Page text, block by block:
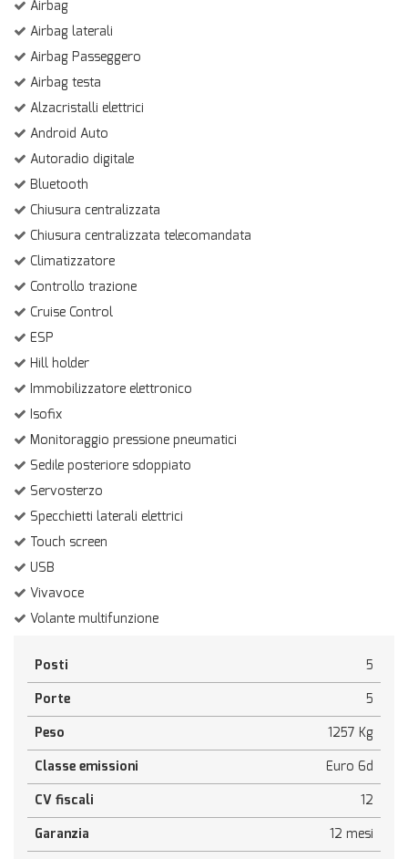
Airbag
Airbag laterali
Airbag Passeggero
Airbag testa
Alzacristalli elettrici
Android Auto
Autoradio digitale
Bluetooth
Chiusura centralizzata
Chiusura centralizzata telecomandata
Climatizzatore
Controllo trazione
Cruise Control
ESP
Hill holder
Immobilizzatore elettronico
Isofix
Monitoraggio pressione pneumatici
Sedile posteriore sdoppiato
Servosterzo
Specchietti laterali elettrici
Touch screen
USB
Vivavoce
Volante multifunzione
Posti
5
Porte
5
Peso
1257 Kg
Classe emissioni
Euro 6d
CV fiscali
12
Garanzia
12 mesi